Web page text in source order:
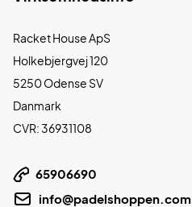
Racket House ApS
Holkebjergvej 120
5250 Odense SV
Danmark
CVR: 36931108
65906690
info@padelshoppen.com